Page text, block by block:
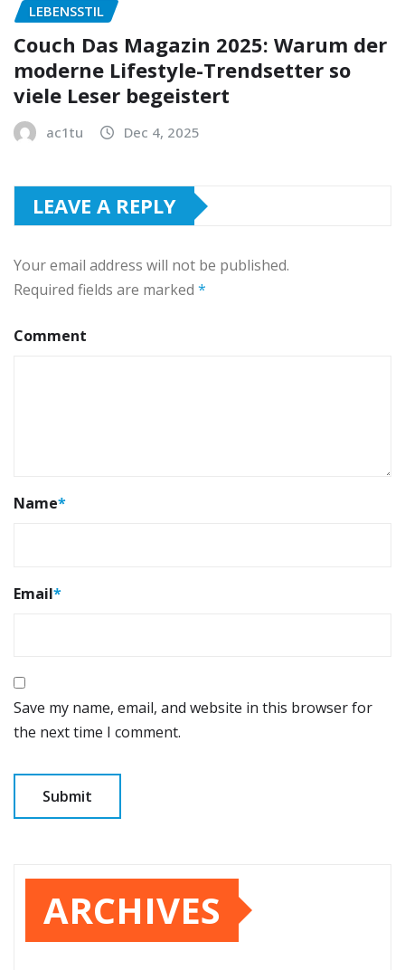
LEBENSSTIL
Couch Das Magazin 2025: Warum der
moderne Lifestyle-Trendsetter so
viele Leser begeistert
ac1tu Dec 4, 2025
LEAVE A REPLY
Your email address will not be published.
Required fields are marked *
Comment
Name*
Email*
Save my name, email, and website in this browser for
the next time I comment.
ARCHIVES